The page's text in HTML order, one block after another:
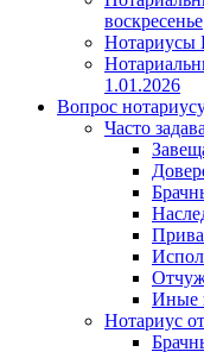
воскресенье
Нотариусы
1.01.2026
Вопрос
Часто
Иные
Нотариус